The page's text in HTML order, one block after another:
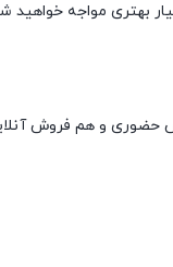
بهتری مواجه خواهید
حضوری و هم فروش